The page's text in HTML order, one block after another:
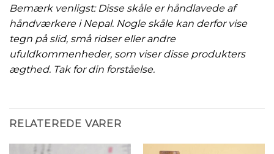
Bemærk venligst: Disse skåle er håndlavede af
håndværkere i Nepal. Nogle skåle kan derfor vise
tegn på slid, små ridser eller andre
ufuldkommenheder, som viser disse produkters
ægthed. Tak for din forståelse.
RELATEREDE VARER